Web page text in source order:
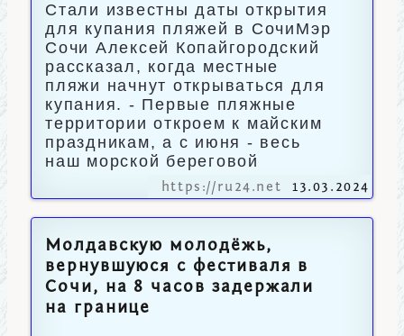
Стали известны даты открытия
для купания пляжей в СочиМэр
Сочи Алексей Копайгородский
рассказал, когда местные
пляжи начнут открываться для
купания. - Первые пляжные
территории откроем к майским
праздникам, а с июня - весь
наш морской береговой
https://ru24.net 13.03.2024
Молдавскую молодёжь,
вернувшуюся с фестиваля в
Сочи, на 8 часов задержали
на границе